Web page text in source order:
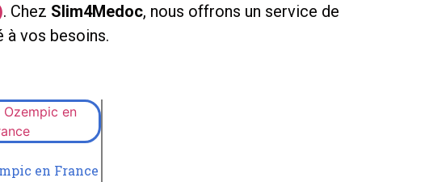
. Chez Slim4Medoc, nous offrons un service de
à vos besoins.
en France